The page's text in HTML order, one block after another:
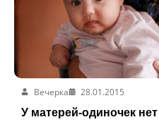
Вечерка
28.01.2015
У матерей-одиночек